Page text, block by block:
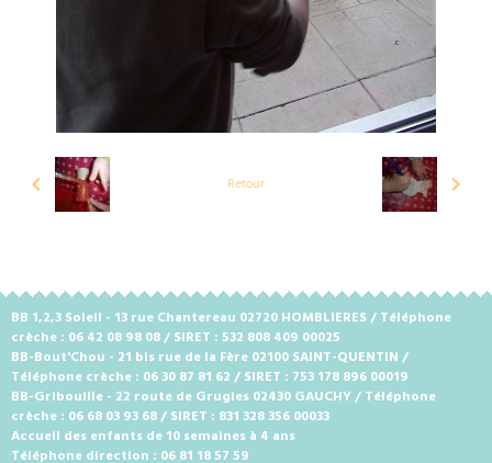
Retour
BB 1,2,3 Soleil - 13 rue Chantereau 02720 HOMBLIERES / Téléphone
crèche : 06 42 08 98 08 / SIRET : 532 808 409 00025
BB-Bout'Chou - 21 bis rue de la Fère 02100 SAINT-QUENTIN /
Téléphone crèche : 06 30 87 81 62 / SIRET : 753 178 896 00019
BB-Gribouille - 22 route de Grugies 02430 GAUCHY / Téléphone
crèche : 06 68 03 93 68 / SIRET : 831 328 356 00033
Accueil des enfants de 10 semaines à 4 ans
Téléphone direction : 06 81 18 57 59